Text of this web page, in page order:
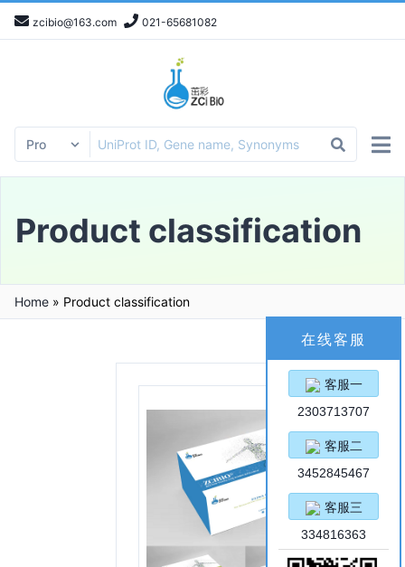
zcibio@163.com 021-65681082
Product classification
Home » Product classification
在线客服
客服一
2303713707
客服二
3452845467
客服三
334816363